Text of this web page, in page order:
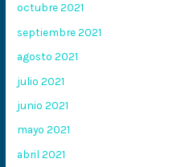
octubre 2021
septiembre 2021
agosto 2021
julio 2021
junio 2021
mayo 2021
abril 2021